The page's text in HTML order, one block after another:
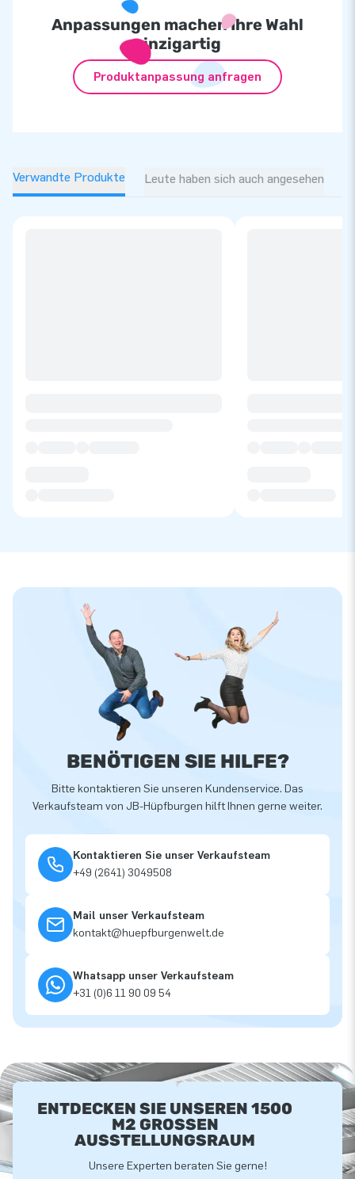
Anpassungen machen Ihre Wahl
einzigartig
Produktanpassung anfragen
Verwandte Produkte Leute haben sich auch angesehen
BENÖTIGEN SIE HILFE?
Bitte kontaktieren Sie unseren Kundenservice. Das
Verkaufsteam von JB-Hüpfburgen hilft Ihnen gerne weiter.
Kontaktieren Sie unser Verkaufsteam
+49 (2641) 3049508
Mail unser Verkaufsteam
kontakt@huepfburgenwelt.de
Whatsapp unser Verkaufsteam
+31 (0)6 11 90 09 54
ENTDECKEN SIE UNSEREN 1500
M2 GROSSEN A
USSTELLUNGSRAUM
Unsere Experten beraten Sie gerne!